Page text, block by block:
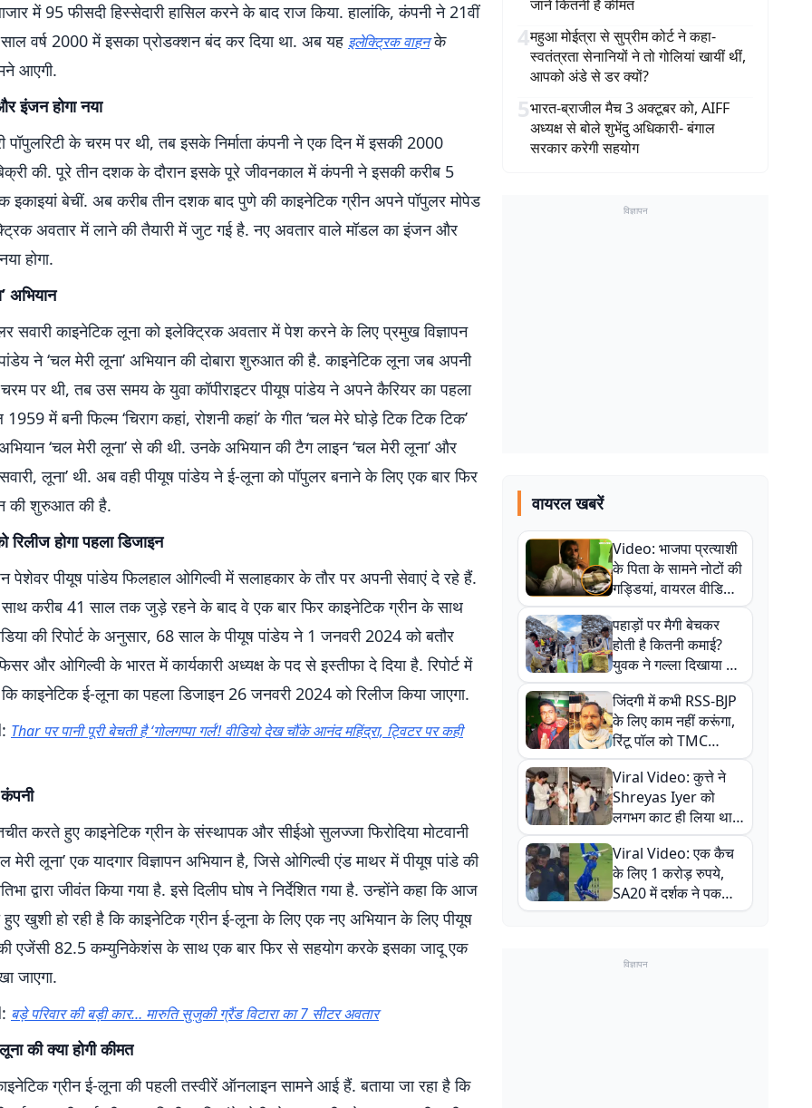
में 95 फीसदी हिस्सेदारी हासिल करने के बाद राज किया. हालांकि, कंपनी ने 21वीं
वर्ष 2000 में इसका प्रोडक्शन बंद कर दिया था. अब यह इलेक्ट्रिक वाहनके
आएगी.
इंजन होगा नया
पॉपुलरिटी के चरम पर थी, तब इसके निर्माता कंपनी ने एक दिन में इसकी 2000
की. पूरे तीन दशक के दौरान इसके पूरे जीवनकाल में कंपनी ने इसकी करीब 5
बेचीं. अब करीब तीन दशक बाद पुणे की काइनेटिक ग्रीन अपने पॉपुलर मोपेड
अवतार में लाने की तैयारी में जुट गई है. नए अवतार वाले मॉडल का इंजन और
होगा.
अभियान
सवारी काइनेटिक लूना को इलेक्ट्रिक अवतार में पेश करने के लिए प्रमुख विज्ञापन
ने ‘चल मेरी लूना’ अभियान की दोबारा शुरुआत की है. काइनेटिक लूना जब अपनी
चरम पर थी, तब उस समय के युवा कॉपीराइटर पीयूष पांडेय ने अपने कैरियर का पहला
में बनी फिल्म ‘चिराग कहां, रोशनी कहां’ के गीत ‘चल मेरे घोड़े टिक टिक टिक’
‘चल मेरी लूना’ से की थी. उनके अभियान की टैग लाइन ‘चल मेरी लूना’ और
लूना’ थी. अब वही पीयूष पांडेय ने ई-लूना को पॉपुलर बनाने के लिए एक बार फिर
की शुरुआत की है.
रिलीज होगा पहला डिजाइन
पेशेवर पीयूष पांडेय फिलहाल ओगिल्वी में सलाहकार के तौर पर अपनी सेवाएं दे रहे हैं.
करीब 41 साल तक जुड़े रहने के बाद वे एक बार फिर काइनेटिक ग्रीन के साथ
की रिपोर्ट के अनुसार, 68 साल के पीयूष पांडेय ने 1 जनवरी 2024 को बतौर
और ओगिल्वी के भारत में कार्यकारी अध्यक्ष के पद से इस्तीफा दे दिया है. रिपोर्ट में
कि काइनेटिक ई-लूना का पहला डिजाइन 26 जनवरी 2024 को रिलीज किया जाएगा.
Thar पर पानी पूरी बेचती है ‘गोलगप्पा गर्ल’! वीडियो देख चौंके आनंद महिंद्रा, ट्विटर पर कही
करते हुए काइनेटिक ग्रीन के संस्थापक और सीईओ सुलज्जा फिरोदिया मोटवानी
मेरी लूना’ एक यादगार विज्ञापन अभियान है, जिसे ओगिल्वी एंड माथर में पीयूष पांडे की
द्वारा जीवंत किया गया है. इसे दिलीप घोष ने निर्देशित गया है. उन्होंने कहा कि आज
खुशी हो रही है कि काइनेटिक ग्रीन ई-लूना के लिए एक नए अभियान के लिए पीयूष
एजेंसी 82.5 कम्युनिकेशंस के साथ एक बार फिर से सहयोग करके इसका जादू एक
जाएगा.
बड़े परिवार की बड़ी कार… मारुति सुजुकी ग्रैंड विटारा का 7 सीटर अवतार
की क्या होगी कीमत
ग्रीन ई-लूना की पहली तस्वीरें ऑनलाइन सामने आई हैं. बताया जा रहा है कि
जानें कितनी है कीमत
4महुआ मोईत्रा से सुप्रीम कोर्ट ने कहा-
स्वतंत्रता सेनानियों ने तो गोलियां खायीं थीं,
आपको अंडे से डर क्यों?
5भारत-ब्राजील मैच 3 अक्टूबर को, AIFF
अध्यक्ष से बोले शुभेंदु अधिकारी- बंगाल
सरकार करेगी सहयोग
विज्ञापन
वायरल खबरें
Video: भाजपा प्रत्याशी
के पिता के सामने नोटों की
गड्डियां, वायरल वीडियो
से राजनीति में उबाल,
अजित महतो बोले- TMC
की गंदी चाल
पहाड़ों पर मैगी बेचकर
होती है कितनी कमाई?
युवक ने गल्ला दिखाया तो
नौकरी वालों के खड़े हो गए
कान
जिंदगी में कभी RSS-BJP
के लिए काम नहीं करूंगा,
रिंटू पॉल को TMC
ऑफिस में ले जाकर पीटा,
Video वायरल
Viral Video: कुत्ते ने
Shreyas Iyer को
लगभग काट ही लिया था,
न्यूजीलैंड सीरीज से पहले
बाल-बाल बचे
Viral Video: एक कैच
के लिए 1 करोड़ रुपये,
SA20 में दर्शक ने पकड़ा
एक हाथ से गजब का कैच
विज्ञापन